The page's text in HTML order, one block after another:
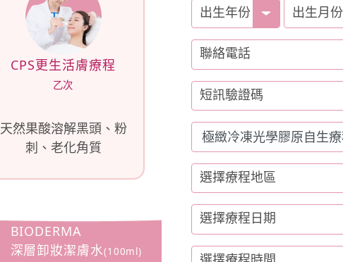
CPS更生活膚療程
乙次
天然果酸溶解黑頭、粉
刺、老化角質
BIODERMA
深層卸妝潔膚水(100ml)
出生年份 出生月份
聯絡電話
短訊驗證碼
選擇療程地區
選擇療程日期